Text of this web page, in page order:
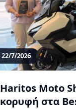
22/7/2026
Haritos Moto
κορυφή στα